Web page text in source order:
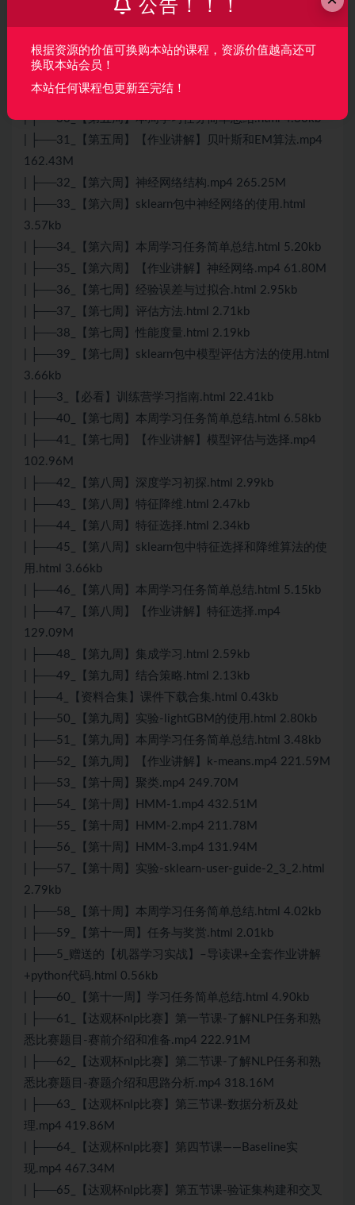
| ├──28_【第五周】EM算法3.mp4 190.41M
用.html 3.09kb
金？.html 69.35kb
| ├──30_【第五周】本周学习任务简单总结.html 4.30kb
| ├──31_【第五周】【作业讲解】贝叶斯和EM算法.mp4
162.43M
| ├──32_【第六周】神经网络结构.mp4 265.25M
| ├──33_【第六周】sklearn包中神经网络的使用.html
3.57kb
| ├──34_【第六周】本周学习任务简单总结.html 5.20kb
| ├──35_【第六周】【作业讲解】神经网络.mp4 61.80M
| ├──36_【第七周】经验误差与过拟合.html 2.95kb
| ├──37_【第七周】评估方法.html 2.71kb
| ├──38_【第七周】性能度量.html 2.19kb
| ├──39_【第七周】sklearn包中模型评估方法的使用.html
3.66kb
| ├──3_【必看】训练营学习指南.html 22.41kb
| ├──40_【第七周】本周学习任务简单总结.html 6.58kb
| ├──41_【第七周】【作业讲解】模型评估与选择.mp4
102.96M
| ├──42_【第八周】深度学习初探.html 2.99kb
| ├──43_【第八周】特征降维.html 2.47kb
| ├──44_【第八周】特征选择.html 2.34kb
| ├──45_【第八周】sklearn包中特征选择和降维算法的使
用.html 3.66kb
| ├──46_【第八周】本周学习任务简单总结.html 5.15kb
| ├──47_【第八周】【作业讲解】特征选择.mp4
129.09M
| ├──48_【第九周】集成学习.html 2.59kb
| ├──49_【第九周】结合策略.html 2.13kb
| ├──4_【资料合集】课件下载合集.html 0.43kb
| ├──50_【第九周】实验-lightGBM的使用.html 2.80kb
| ├──51_【第九周】本周学习任务简单总结.html 3.48kb
| ├──52_【第九周】【作业讲解】k-means.mp4 221.59M
| ├──53_【第十周】聚类.mp4 249.70M
| ├──54_【第十周】HMM-1.mp4 432.51M
| ├──55_【第十周】HMM-2.mp4 211.78M
| ├──56_【第十周】HMM-3.mp4 131.94M
| ├──57_【第十周】实验-sklearn-user-guide-2_3_2.html
2.79kb
| ├──58_【第十周】本周学习任务简单总结.html 4.02kb
| ├──59_【第十一周】任务与奖赏.html 2.01kb
| ├──5_赠送的【机器学习实战】–导读课+全套作业讲解
+python代码.html 0.56kb
| ├──60_【第十一周】学习任务简单总结.html 4.90kb
| ├──61_【达观杯nlp比赛】第一节课-了解NLP任务和熟
悉比赛题目-赛前介绍和准备.mp4 222.91M
| ├──62_【达观杯nlp比赛】第二节课-了解NLP任务和熟
悉比赛题目-赛题介绍和思路分析.mp4 318.16M
| ├──63_【达观杯nlp比赛】第三节课-数据分析及处
理.mp4 419.86M
| ├──64_【达观杯nlp比赛】第四节课——Baseline实
现.mp4 467.34M
| ├──65_【达观杯nlp比赛】第五节课-验证集构建和交叉
公告！！！
根据资源的价值可换购本站的课程，资源价值越高还可
换取本站会员！
本站任何课程包更新至完结！